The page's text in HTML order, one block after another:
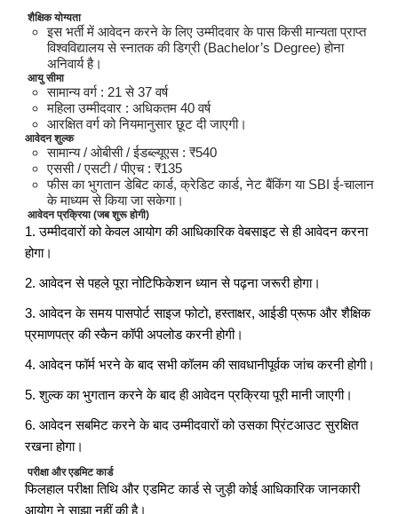
शैक्षिक योग्यता
इस भर्ती में आवेदन करने के लिए उम्मीदवार के पास किसी मान्यता प्राप्त
विश्वविद्यालय से स्नातक की डिग्री (Bachelor’s Degree) होना
अनिवार्य है।
आयु सीमा
सामान्य वर्ग : 21 से 37 वर्ष
महिला उम्मीदवार : अधिकतम 40 वर्ष
आरक्षित वर्ग को नियमानुसार छूट दी जाएगी।
आवेदन शुल्क
सामान्य / ओबीसी / ईडब्ल्यूएस : ₹540
एससी / एसटी / पीएच : ₹135
फीस का भुगतान डेबिट कार्ड, क्रेडिट कार्ड, नेट बैंकिंग या SBI ई-चालान
के माध्यम से किया जा सकेगा।
आवेदन प्रक्रिया (जब शुरू होगी)
1. उम्मीदवारों को केवल आयोग की आधिकारिक वेबसाइट से ही आवेदन करना
होगा।
2. आवेदन से पहले पूरा नोटिफिकेशन ध्यान से पढ़ना जरूरी होगा।
3. आवेदन के समय पासपोर्ट साइज फोटो, हस्ताक्षर, आईडी प्रूफ और शैक्षिक
प्रमाणपत्र की स्कैन कॉपी अपलोड करनी होगी।
4. आवेदन फॉर्म भरने के बाद सभी कॉलम की सावधानीपूर्वक जांच करनी होगी।
5. शुल्क का भुगतान करने के बाद ही आवेदन प्रक्रिया पूरी मानी जाएगी।
6. आवेदन सबमिट करने के बाद उम्मीदवारों को उसका प्रिंटआउट सुरक्षित
रखना होगा।
परीक्षा और एडमिट कार्ड
फिलहाल परीक्षा तिथि और एडमिट कार्ड से जुड़ी कोई आधिकारिक जानकारी
आयोग ने साझा नहीं की है।